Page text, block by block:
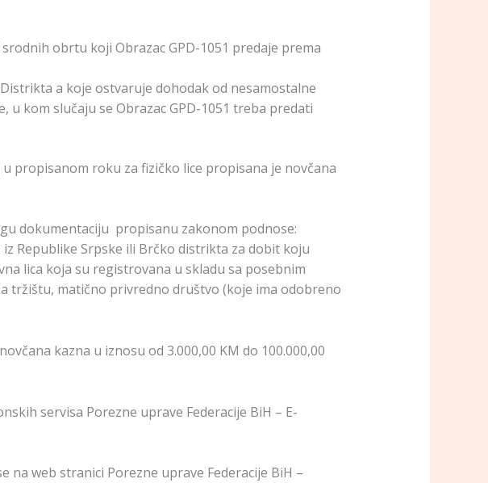
obrtu koji Obrazac GPD-1051 predaje prema
a koje ostvaruje dohodak od nesamostalne
kom slučaju se Obrazac GPD-1051 treba predati
propisanom roku za fizičko lice propisana je novčana
dokumentaciju propisanu zakonom podnose:
Republike Srpske ili Brčko distrikta za dobit koju
lica koja su registrovana u skladu sa posebnim
tržištu, matično privredno društvo (koje ima odobreno
kazna u iznosu od 3.000,00 KM do 100.000,00
servisa Porezne uprave Federacije BiH – E-
web stranici Porezne uprave Federacije BiH –